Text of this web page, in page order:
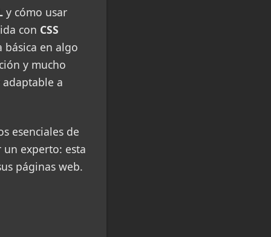
y cómo usar
con CSS
en algo
y mucho
a
esenciales de
un experto: esta
páginas web.